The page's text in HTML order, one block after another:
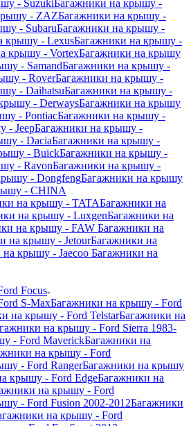
- SuzukiБагажники на крышу -
- ZAZБагажники на крышу -
- SubaruБагажники на крышу -
крышу - LexusБагажники на крышу -
крышу - VortexБагажники на крышу
- SamandБагажники на крышу -
- RoverБагажники на крышу -
- DaihatsuБагажники на крышу -
- DerwaysБагажники на крышу
- PontiacБагажники на крышу -
- JeepБагажники на крышу -
- DaciaБагажники на крышу -
- BuickБагажники на крышу -
- RavonБагажники на крышу -
- DongfengБагажники на крышу
- CHINA
на крышу - TATAБагажники на
на крышу - LuxgenБагажники на
на крышу - FAW Багажники на
на крышу - JetourБагажники на
крышу - Jaecoo Багажники на
Focus
S-MaxБагажники на крышу - Ford
на крышу - Ford TelstarБагажники на
на крышу - Ford Sierra 1983-
- Ford MaverickБагажники на
на крышу - Ford
- Ford RangerБагажники на крышу
крышу - Ford EdgeБагажники на
на крышу - Ford
- Ford Fusion 2002-2012Багажники
на крышу - Ford